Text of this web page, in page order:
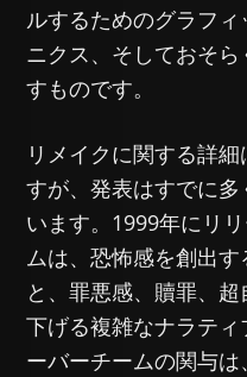
ルするためのグラフ
ニクス、そしておそ
すものです。
リメイクに関する詳
すが、発表はすでに
います。1999年にリ
ムは、恐怖感を創出
と、罪悪感、贖罪、
下げる複雑なナラテ
ーバーチームの関与